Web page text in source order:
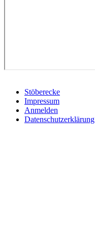
Stöberecke
Impressum
Anmelden
Datenschutzerklärung